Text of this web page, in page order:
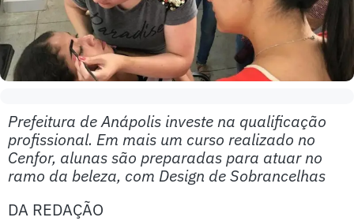
Prefeitura de Anápolis investe na qualificação
profissional. Em mais um curso realizado no
Cenfor, alunas são preparadas para atuar no
ramo da beleza, com Design de Sobrancelhas
DA REDAÇÃO